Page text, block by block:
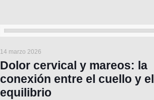
14 marzo 2026
Dolor cervical y mareos: la
conexión entre el cuello y el
equilibrio